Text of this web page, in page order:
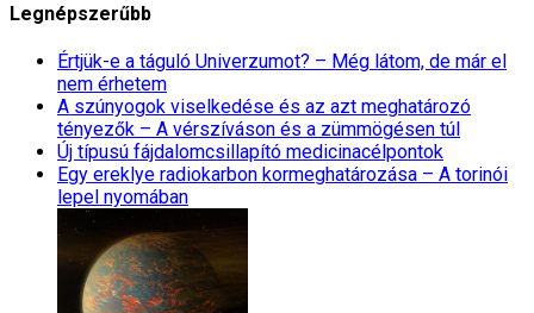
Legnépszerűbb
Értjük-e a táguló Univerzumot? – Még látom, de már el
nem érhetem
A szúnyogok viselkedése és az azt meghatározó
tényezők – A vérszíváson és a zümmögésen túl
Új típusú fájdalomcsillapító medicinacélpontok
Egy ereklye radiokarbon kormeghatározása – A torinói
lepel nyomában